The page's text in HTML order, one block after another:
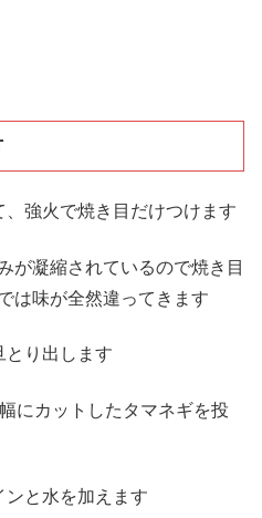
強火で焼き目だけつけます
が凝縮されているので焼き目
は味が全然違ってきます
とり出します
にカットしたタマネギを投
と水を加えます